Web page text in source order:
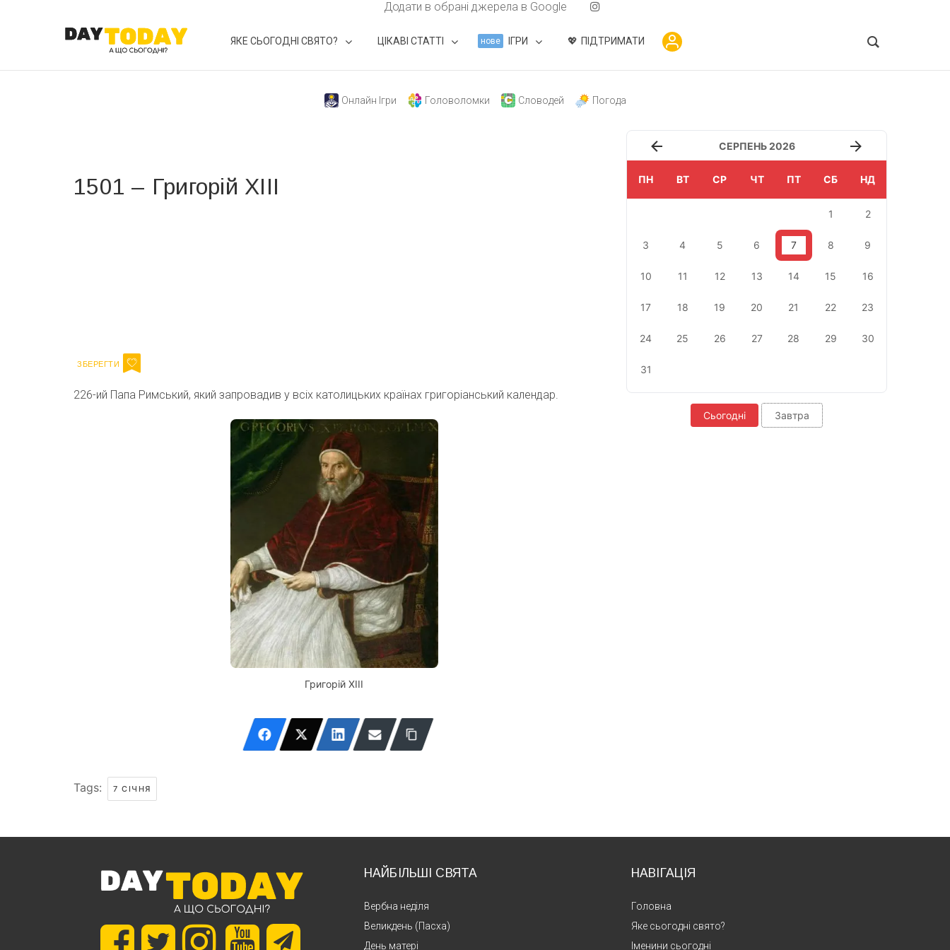
Додати в обрані джерела в Google
ЯКЕ СЬОГОДНІ СВЯТО? ЦІКАВІ СТАТТІ нове ІГРИ ПІДТРИМАТИ
Онлайн Ігри Головоломки Словодей Погода
1501 – Григорій XIII
226-ий Папа Римський, який запровадив у всіх католицьких країнах григоріанський календар.
Григорій XIII
Tags: 7 СІЧНЯ
СЕРПЕНЬ 2026
ПН ВТ СР ЧТ ПТ СБ НД
1 2
3 4 5 6 7 8 9
10 11 12 13 14 15 16
17 18 19 20 21 22 23
24 25 26 27 28 29 30
31
Сьогодні Завтра
НАЙБІЛЬШІ СВЯТА
Вербна неділя
Великдень (Пасха)
День матері
НАВІГАЦІЯ
Головна
Яке сьогодні свято?
Іменини сьогодні